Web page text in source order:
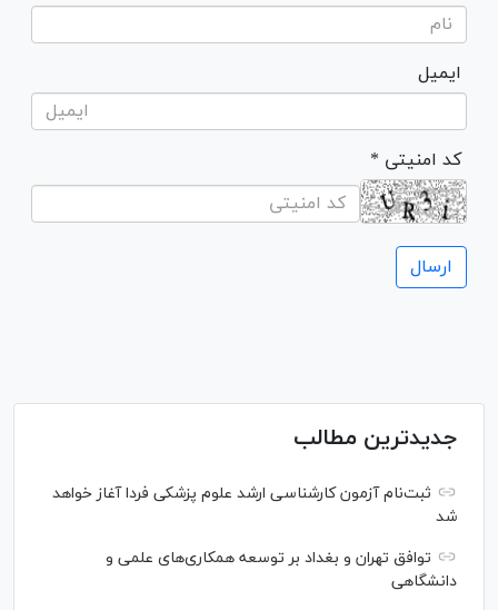
ایمیل
* کد امنیتی
جدیدترین مطالب
ثبت‌نام آزمون کارشناسی ارشد علوم پزشکی فردا آغاز خواهد
شد
توافق تهران و بغداد بر توسعه همکاری‌های علمی و
دانشگاهی